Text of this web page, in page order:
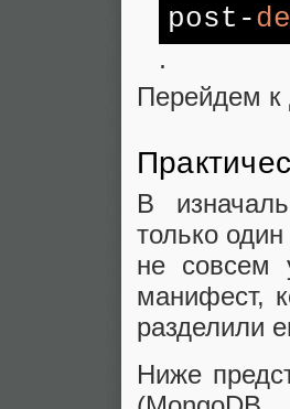
post-
.
Перейдем к
В
только
не совсем
манифест,
разделили
Ниже